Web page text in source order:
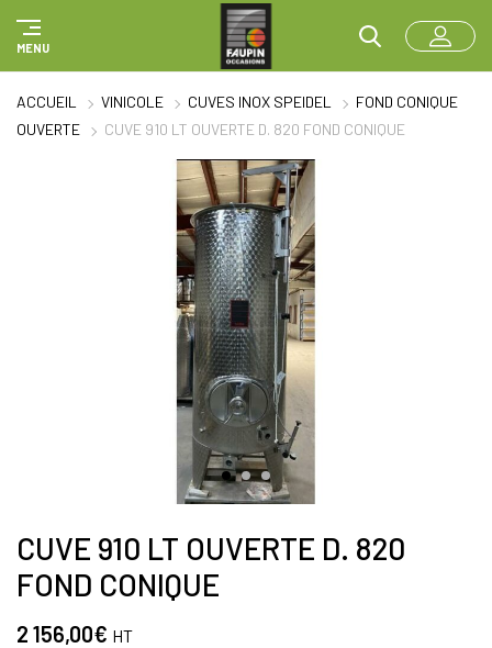
MENU
ACCUEIL VINICOLE CUVES INOX SPEIDEL
FOND CONIQUE
OUVERTE
CUVE 910 LT OUVERTE D. 820 FOND CONIQUE
CUVE 910 LT OUVERTE D. 820
FOND CONIQUE
2 156,00€ HT
Panneau de gestion des cookies